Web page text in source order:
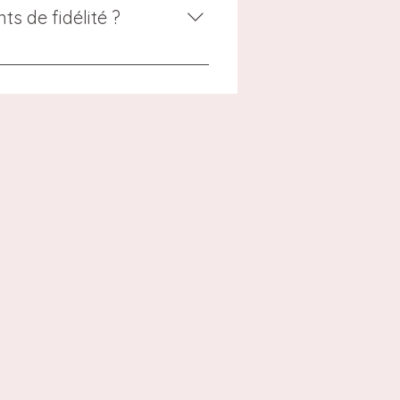
de fidélité ?
vous simplement sur notre